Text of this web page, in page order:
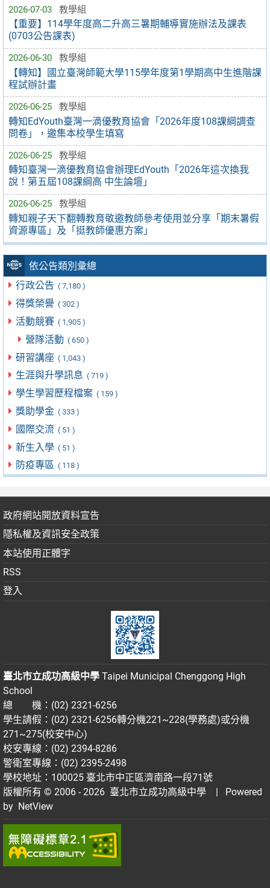
2026-07-03 教學組
【重要】114學年度高二升高三暑期輔導實施辦法及課表
(0703公告課表)
2026-06-30 教學組
【轉知】國立臺灣師範大學115學年度第1學期高中生進階課
程試辦計畫
2026-06-25 教學組
轉知EdYouth臺灣一滴優教育協會「2026年度108課綱調查
問卷」，邀集本校學生填寫
2026-06-25 教學組
轉知臺灣一滴優教育協會辦理EdYouth「2026年這次換我
說！第五屆108課綱高 中生論壇」
2026-06-25 教學組
轉知親子天下翻轉教育敬邀教師參考使用並分享「期末暑假
資源專區」及「挺教師優惠方案」
依公告類別彙總
行政公告 ( 7,180 )
得獎榮譽 ( 302 )
活動競賽 ( 1,905 )
營隊活動 ( 650 )
研習講座 ( 1,043 )
生涯與升學訊息 ( 719 )
學生學習歷程檔案 ( 159 )
獎助學金 ( 333 )
國際交流 ( 51 )
新生入學 ( 51 )
防疫專區 ( 118 )
政府網站開放資料宣告
隱私權及資訊安全政策
本站使用正體字
RSS
登入
臺北市立成功高級中學 Taipei Municipal Chenggong High
School
總 機：(02) 2321-6256
學生請假：(02) 2321-6256轉分機221~228(學務處)或分機
271~275(校安中心)
校安專線：(02) 2394-8286
警衛室專線：(02) 2395-2498
學校地址：100025 臺北市中正區濟南路一段71號
版權所有 © 2006 - 2026 臺北市立成功高級中學
| Powered
by NetView